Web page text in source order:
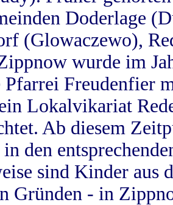
Doderlage
(Glowaczewo),
wurde im
Pfarrei Freudenfier
Lokalvikariat
Ab diesem
den
sind Kinder aus
Gründen - in